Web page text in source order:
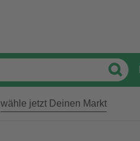
wähle jetzt Deinen Markt